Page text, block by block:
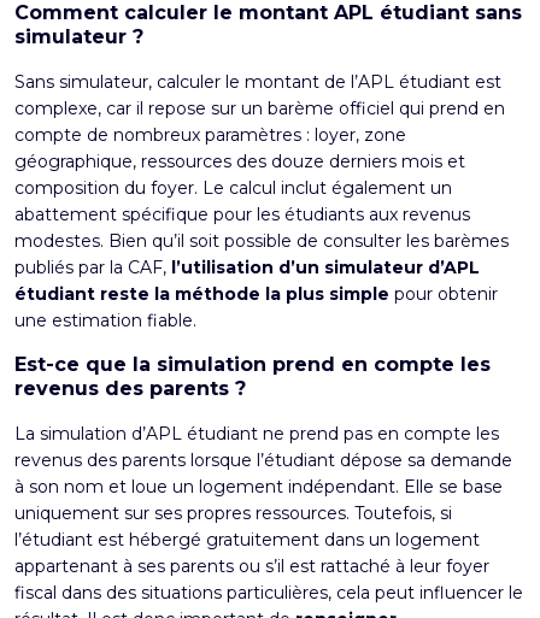
Comment calculer le montant APL étudiant sans
simulateur ?
Sans simulateur, calculer le montant de l’APL étudiant est
complexe, car il repose sur un barème officiel qui prend en
compte de nombreux paramètres : loyer, zone
géographique, ressources des douze derniers mois et
composition du foyer. Le calcul inclut également un
abattement spécifique pour les étudiants aux revenus
modestes. Bien qu’il soit possible de consulter les barèmes
publiés par la CAF, l’utilisation d’un simulateur d’APL
étudiant reste la méthode la plus simple pour obtenir
une estimation fiable.
Est-ce que la simulation prend en compte les
revenus des parents ?
La simulation d’APL étudiant ne prend pas en compte les
revenus des parents lorsque l’étudiant dépose sa demande
à son nom et loue un logement indépendant. Elle se base
uniquement sur ses propres ressources. Toutefois, si
l’étudiant est hébergé gratuitement dans un logement
appartenant à ses parents ou s’il est rattaché à leur foyer
fiscal dans des situations particulières, cela peut influencer le